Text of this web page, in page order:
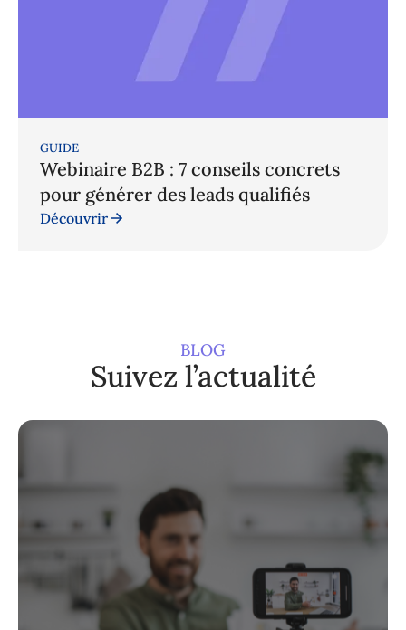
GUIDE
Webinaire B2B : 7 conseils concrets
pour générer des leads qualifiés
Découvrir
BLOG
Suivez l’actualité